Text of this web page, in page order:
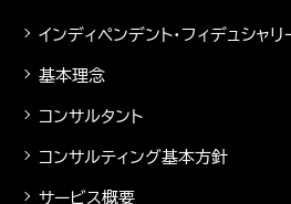
インディペンデント・フィデュシャ
基本理念
コンサルタント
コンサルティング基本方針
サービス概要